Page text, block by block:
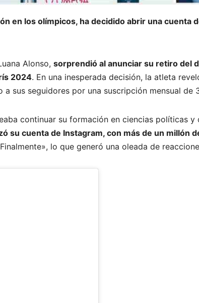
en los olímpicos, ha decidido abrir una cuenta
Alonso, sorprendió al anunciar su retiro del
2024. En una inesperada decisión, la atleta
sus seguidores por una suscripción mensual de
continuar su formación en ciencias políticas
su cuenta de Instagram, con más de un millón
lo que generó una oleada de